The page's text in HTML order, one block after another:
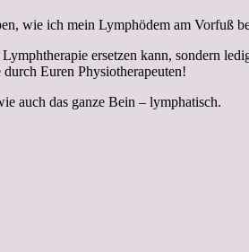
wie ich mein Lymphödem am Vorfuß
ersetzen kann, sondern
Euren Physiotherapeuten!
auch das ganze Bein – lymphatisch.